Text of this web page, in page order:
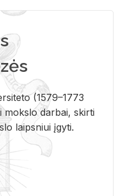
(1579–1773
mokslo darbai, skirti
laipsniui įgyti.